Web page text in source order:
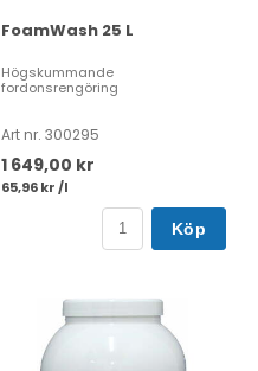
FoamWash 25 L
Högskummande
fordonsrengöring
Art nr. 300295
1 649,00 kr
65,96 kr /l
Köp